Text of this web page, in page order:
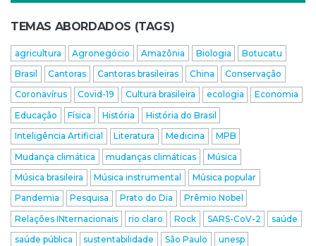
TEMAS ABORDADOS (TAGS)
agricultura Agronegócio Amazônia Biologia
Botucatu
Brasil
Cantoras Cantoras brasileiras China
Conservação
Coronavírus
Covid-19 Cultura brasileira ecologia
Economia
Educação
Física História
História do Brasil
Inteligência Artificial
Literatura Medicina
MPB
Mudança climática
mudanças climáticas
Música
Música brasileira
Música instrumental
Música popular
Pandemia
Pesquisa Prato do Dia
Prêmio Nobel
Relações INternacionais
rio claro Rock SARS-CoV-2
saúde
saúde pública
sustentabilidade São Paulo
unesp